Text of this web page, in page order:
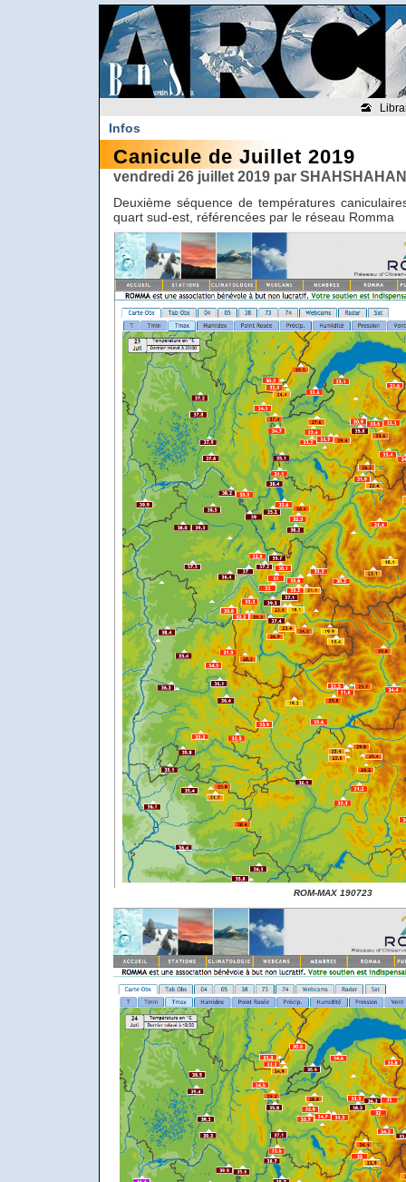
Infos
Canicule de Juillet 2019
vendredi 26 juillet 2019 par
Deuxième séquence de températures
quart sud-est, référencées par le réseau Romma
ROM-MAX 190723